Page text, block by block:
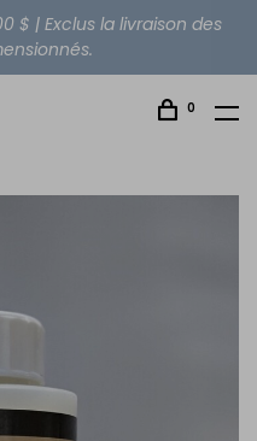
$ | Exclus la livraison des
0